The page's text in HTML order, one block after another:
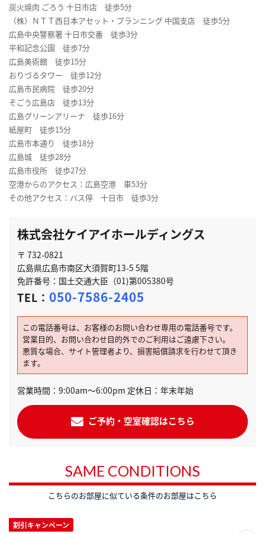
炭火焼肉 ごろう 十日市店 徒歩5分
（株）ＮＴＴ西日本アセット・プランニング 中国支店 徒歩5分
広島中央警察署 十日市交番 徒歩3分
平和記念公園 徒歩7分
広島美術館 徒歩15分
おりづるタワー 徒歩12分
広島市民病院 徒歩20分
そごう広島店 徒歩13分
広島グリーンアリーナ 徒歩16分
紙屋町 徒歩15分
広島市本通り 徒歩18分
広島城 徒歩28分
広島市役所 徒歩27分
空港からのアクセス：広島空港 車53分
その他アクセス：バス停 十日市 徒歩3分
株式会社ケイアイホールディングス
〒 732-0821
広島県広島市南区大須賀町13-5 5階
免許番号：国土交通大臣（01)第005380号
TEL： 050-7586-2405
この電話番号は、お客様のお問い合わせ専用の電話番号です。
営業目的、お問い合わせ目的外でのご利用はご遠慮下さい。
悪質な場合、サイト管理者より、損害賠償請求を行わせて頂き
ます。
営業時間：9:00am～6:00pm 定休日：年末年始
ご予約・空室確認はこちら
SAME CONDITIONS
こちらのお部屋に似ている条件のお部屋はこちら
割引キャンペーン